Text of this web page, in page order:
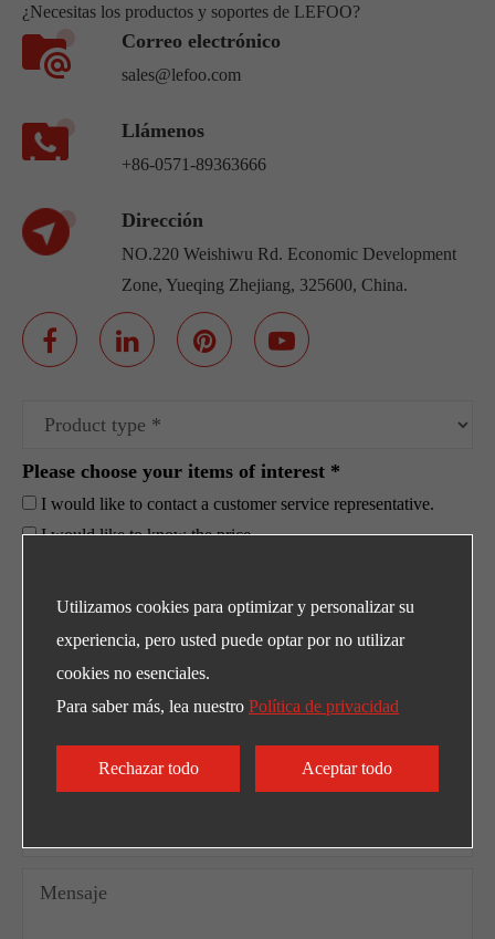
¿Necesitas los productos y soportes de LEFOO?
Correo electrónico
sales@lefoo.com
Llámenos
+86-0571-89363666
Dirección
NO.220 Weishiwu Rd. Economic Development
Zone, Yueqing Zhejiang, 325600, China.
Please choose your items of interest *
I would like to contact a customer service representative.
I would like to know the price.
Others
Utilizamos cookies para optimizar y personalizar su
experiencia, pero usted puede optar por no utilizar
cookies no esenciales.
Para saber más, lea nuestro Política de privacidad
Rechazar todo Aceptar todo